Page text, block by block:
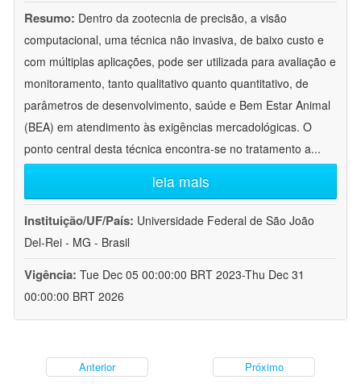
Resumo: Dentro da zootecnia de precisão, a visão
computacional, uma técnica não invasiva, de baixo custo e
com múltiplas aplicações, pode ser utilizada para avaliação e
monitoramento, tanto qualitativo quanto quantitativo, de
parâmetros de desenvolvimento, saúde e Bem Estar Animal
(BEA) em atendimento às exigências mercadológicas. O
ponto central desta técnica encontra-se no tratamento a...
leia mais
Instituição/UF/País: Universidade Federal de São João
Del-Rei - MG - Brasil
Vigência: Tue Dec 05 00:00:00 BRT 2023-Thu Dec 31
00:00:00 BRT 2026
Anterior Próximo